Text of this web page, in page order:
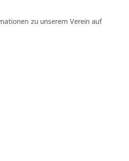
zu unserem Verein auf